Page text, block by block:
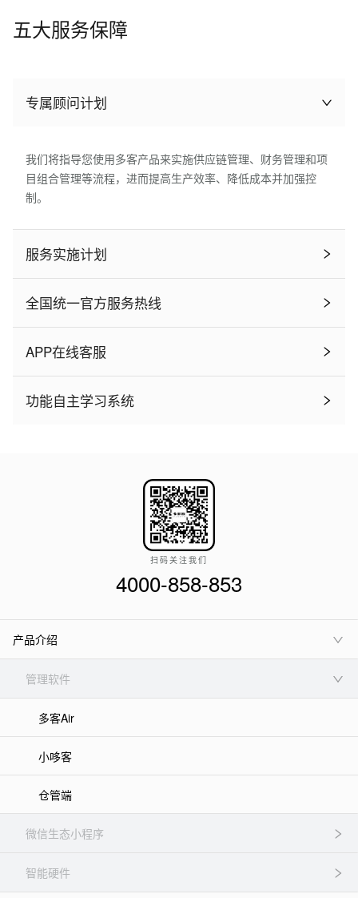
五大服务保障
专属顾问计划
我们将指导您使用多客产品来实施供应链管理、财务管理和项
目组合管理等流程，进而提高生产效率、降低成本并加强控
制。
服务实施计划
全国统一官方服务热线
APP在线客服
功能自主学习系统
扫码关注我们
4000-858-853
产品介绍
管理软件
多客Air
小哆客
仓管端
微信生态小程序
智能硬件